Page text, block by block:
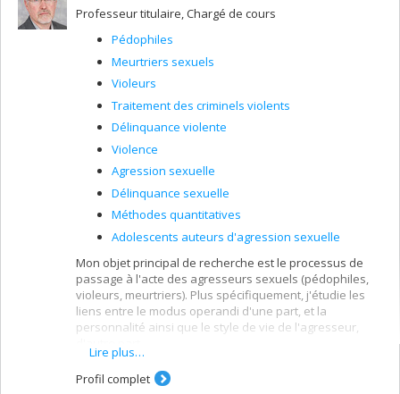
les facteurs de risque liés à la délinquance
sexuelle chez les femmes.
Je m’intéresse également aux processus liés à
l’efficacité des interventions correctionnelles auprès
des délinquants en général, et l’efficacité du traitement
des délinquants violents en particulier.
Professeur titulaire, Chargé de cours
Pédophiles
Meurtriers sexuels
Violeurs
Traitement des criminels violents
Délinquance violente
Violence
Agression sexuelle
Délinquance sexuelle
Méthodes quantitatives
Adolescents auteurs d'agression sexuelle
Mon objet principal de recherche est le processus de
passage à l'acte des agresseurs sexuels (pédophiles,
violeurs, meurtriers). Plus spécifiquement, j'étudie les
liens entre le modus operandi d'une part, et la
personnalité ainsi que le style de vie de l'agresseur,
Je m'intéresse également au traitement des agresseurs
sexuels et à son impact sur les taux de récidive de ces
Lire plus…
Profil complet